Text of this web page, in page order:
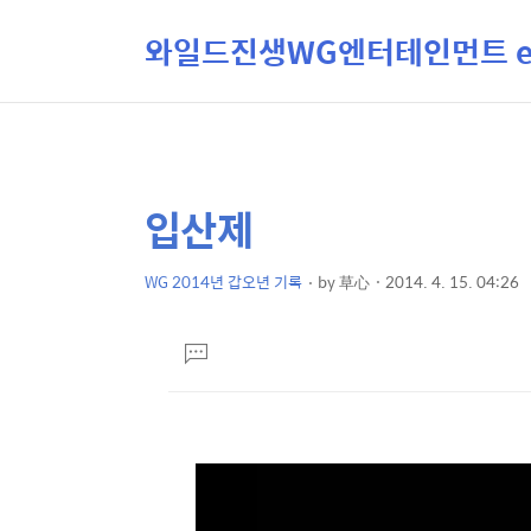
와일드진생WG엔터테인먼
상
세
컨
본
문
제
입산제
WG 2014년 갑오년 기록 by草心 2014. 4. 15. 04:26
댓
글